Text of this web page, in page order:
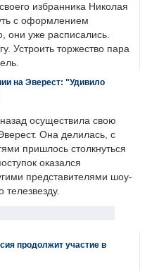
избранника Николая
с оформлением
они уже расписались.
Устроить торжество пара
на Эверест: "Удивило
осуществила свою
Она делилась, с
пришлось столкнуться
оказался
представителями шоу-
телезвезду.
продолжит участие в